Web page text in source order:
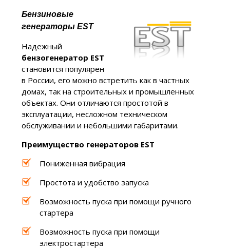
Бензиновые
генераторы EST
Надежный
бензогенератор EST
становится популярен
в России, его можно встретить как в частных
домах, так на строительных и промышленных
объектах. Они отличаются простотой в
эксплуатации, несложном техническом
обслуживании и небольшими габаритами.
Преимущество генераторов EST
Пониженная вибрация
Простота и удобство запуска
Возможность пуска при помощи ручного
стартера
Возможность пуска при помощи
электростартера